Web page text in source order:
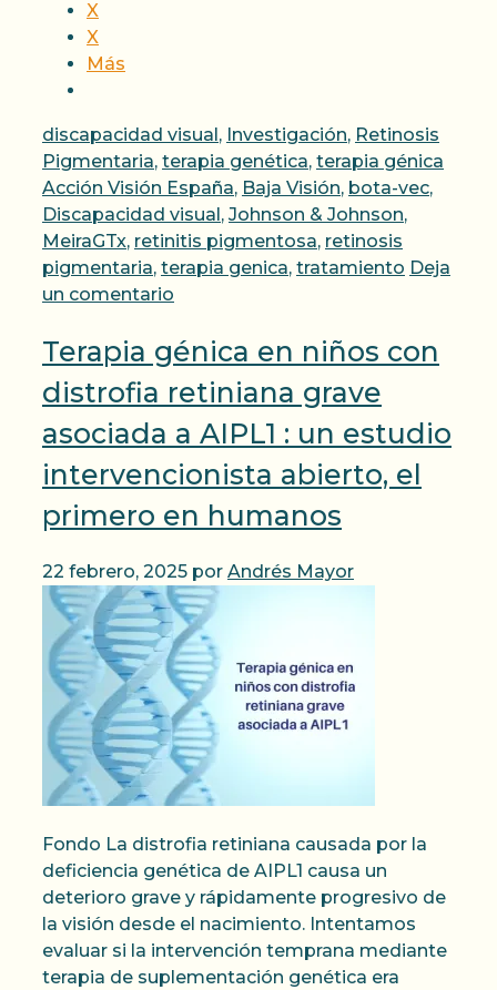
X
X
Más
Categorías
discapacidad visual, Investigación, Retinosis
Pigmentaria, terapia genética, terapia génica
Acción Visión España, Baja Visión, bota-vec,
Discapacidad visual, Johnson & Johnson,
MeiraGTx, retinitis pigmentosa, retinosis
pigmentaria, terapia genica, tratamiento Deja
un comentario
Terapia génica en niños con
distrofia retiniana grave
asociada a AIPL1 : un estudio
intervencionista abierto, el
primero en humanos
22 febrero, 2025 por Andrés Mayor
Fondo La distrofia retiniana causada por la
deficiencia genética de AIPL1 causa un
deterioro grave y rápidamente progresivo de
la visión desde el nacimiento. Intentamos
evaluar si la intervención temprana mediante
terapia de suplementación genética era